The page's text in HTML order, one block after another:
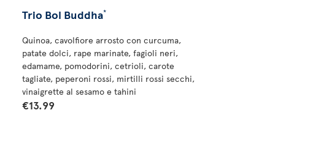
Trio Bol Buddha*
Quinoa, cavolfiore arrosto con curcuma,
patate dolci, rape marinate, fagioli neri,
edamame, pomodorini, cetrioli, carote
tagliate, peperoni rossi, mirtilli rossi secchi,
vinaigrette al sesamo e tahini
€13.99